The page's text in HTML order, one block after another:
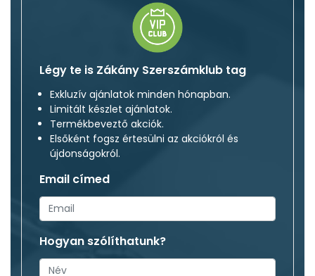
Légy te is Zákány Szerszámklub tag
Exkluzív ajánlatok minden hónapban.
Limitált készlet ajánlatok.
Termékbeveztő akciók.
Elsőként fogsz értesülni az akciókról és
újdonságokról.
Email címed
Hogyan szólíthatunk?